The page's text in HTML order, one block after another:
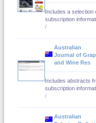
Includes a
subscription
/
Australian
Journal of
and Wine Res
Includes abstracts
subscription
/
Australian